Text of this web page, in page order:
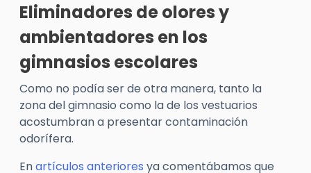
Eliminadores de olores y
ambientadores en los
gimnasios escolares
Como no podía ser de otra manera, tanto la
zona del gimnasio como la de los vestuarios
acostumbran a presentar contaminación
odorífera.
Enartículos anteriores ya comentábamos que